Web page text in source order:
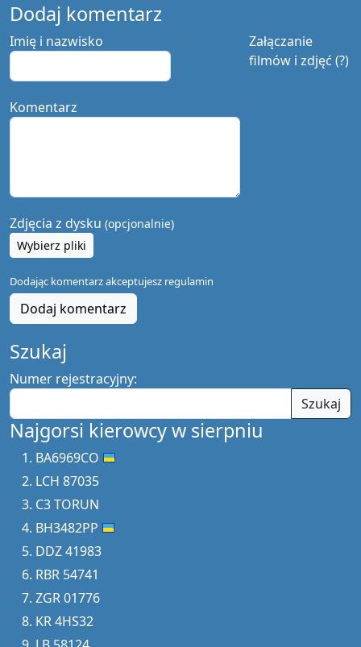
Dodaj komentarz
Załączanie
filmów i zdjęć (?)
Imię i nazwisko
Komentarz
Zdjęcia z dysku (opcjonalnie)
Wybierz pliki
Dodając komentarz akceptujesz regulamin
Dodaj komentarz
Szukaj
Numer rejestracyjny:
Szukaj
Najgorsi kierowcy w sierpniu
BA6969CO
LCH 87035
C3 TORUN
BH3482PP
DDZ 41983
RBR 54741
ZGR 01776
KR 4HS32